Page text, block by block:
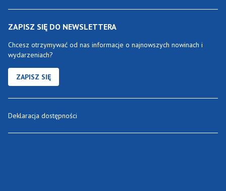
ZAPISZ SIĘ DO NEWSLETTERA
Chcesz otrzymywać od nas informacje o najnowszych nowinach i
wydarzeniach?
ZAPISZ SIĘ
Deklaracja dostępności